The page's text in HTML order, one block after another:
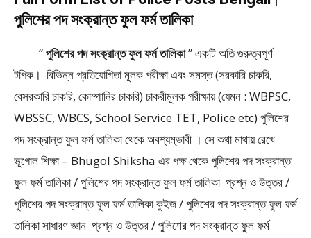
পুলিশের পদ সংক্রান্ত ফুল ফর্ম তালিকা
”পুলিশের পদ সংক্রান্ত ফুল ফর্ম তালিকা” একটি অতি গুরুত্বপূর্ণ
টপিক। বিভিন্ন প্রতিযোগিতা মূলক পরীক্ষা এবং সমস্ত (সরকারি চাকরি,
বেসরকারি চাকরি, কোম্পানির চাকরি) চাকরীমূলক পরীক্ষায় (যেমন : WBPSC,
WBSSC, WBCS, School Service TET, Police etc) পুলিশের
পদ সংক্রান্ত ফুল ফর্ম তালিকা থেকে অবশ্যম্ভাবী । সে কথা মাথায় রেখে
ভূগোল শিক্ষা – Bhugol Shiksha এর পক্ষ থেকে পুলিশের পদ সংক্রান্ত
ফুল ফর্ম তালিকা / পুলিশের পদ সংক্রান্ত ফুল ফর্ম তালিকা প্রশ্ন ও উত্তর /
পুলিশের পদ সংক্রান্ত ফুল ফর্ম তালিকা কুইজ / পুলিশের পদ সংক্রান্ত ফুল ফর্ম
তালিকা সাধারণ জ্ঞান প্রশ্ন ও উত্তর / পুলিশের পদ সংক্রান্ত ফুল ফর্ম